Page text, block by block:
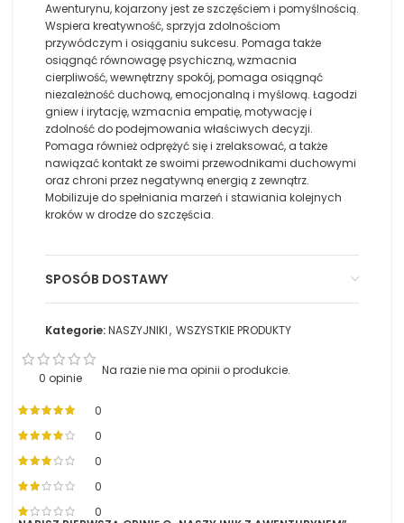
Awenturynu, kojarzony jest ze szczęściem i pomyślnością.
Wspiera kreatywność, sprzyja zdolnościom
przywódczym i osiąganiu sukcesu. Pomaga także
osiągnąć równowagę psychiczną, wzmacnia
cierpliwość, wewnętrzny spokój, pomaga osiągnąć
niezależność duchową, emocjonalną i myślową. Łagodzi
gniew i irytację, wzmacnia empatię, motywację i
zdolność do podejmowania właściwych decyzji.
Pomaga również odprężyć się i zrelaksować, a także
nawiązać kontakt ze swoimi przewodnikami duchowymi
oraz chroni przez negatywną energią z zewnątrz.
Mobilizuje do spełniania marzeń i stawiania kolejnych
kroków w drodze do szczęścia.
SPOSÓB DOSTAWY
Kategorie:NASZYJNIKI, WSZYSTKIE PRODUKTY
0 opinie
0
0
0
0
0
Na razie nie ma opinii o produkcie.